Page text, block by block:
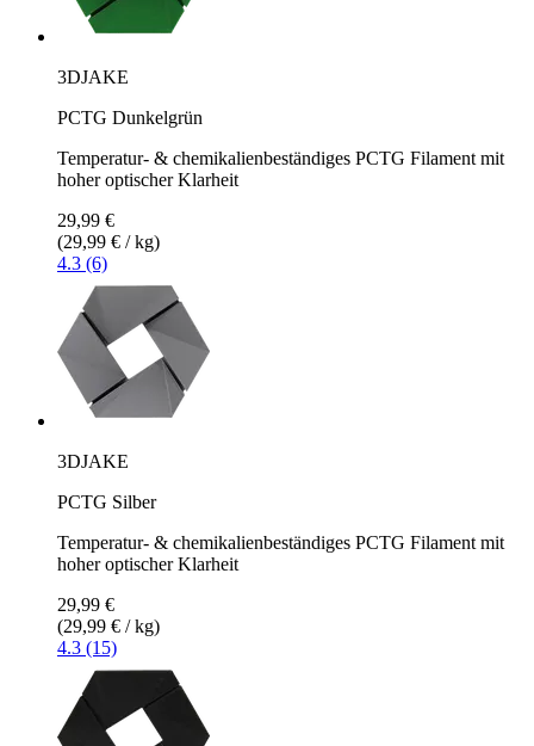
3DJAKE
PCTG Dunkelgrün
Temperatur- & chemikalienbeständiges PCTG Filament mit
hoher optischer Klarheit
29,99 €
(29,99 € / kg)
4.3 (6)
3DJAKE
PCTG Silber
Temperatur- & chemikalienbeständiges PCTG Filament mit
hoher optischer Klarheit
29,99 €
(29,99 € / kg)
4.3 (15)